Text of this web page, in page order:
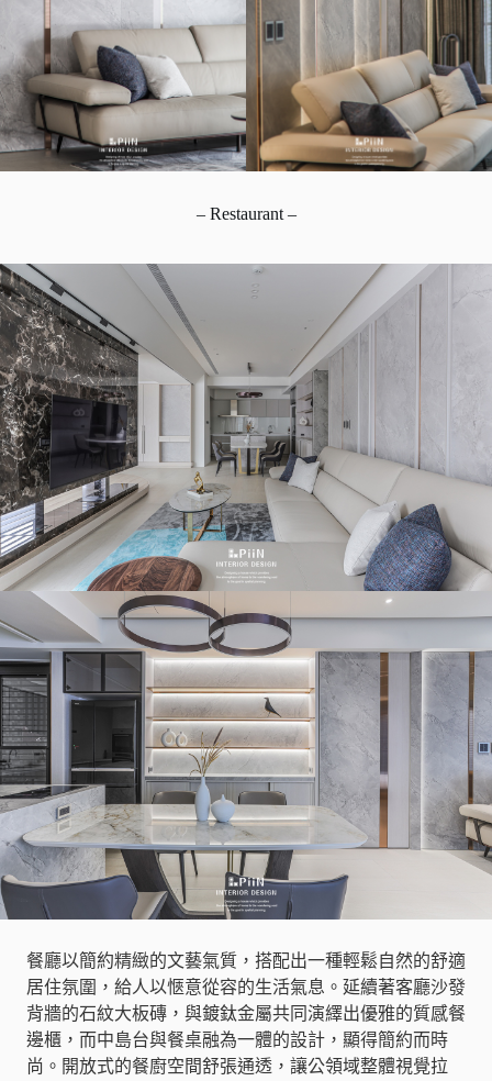
– Restaurant –
餐廳以簡約精緻的文藝氣質，搭配出一種輕鬆自然的舒適
居住氛圍，給人以愜意從容的生活氣息。延續著客廳沙發
背牆的石紋大板磚，與鍍鈦金屬共同演繹出優雅的質感餐
邊櫃，而中島台與餐桌融為一體的設計，顯得簡約而時
尚。開放式的餐廚空間舒張通透，讓公領域整體視覺拉